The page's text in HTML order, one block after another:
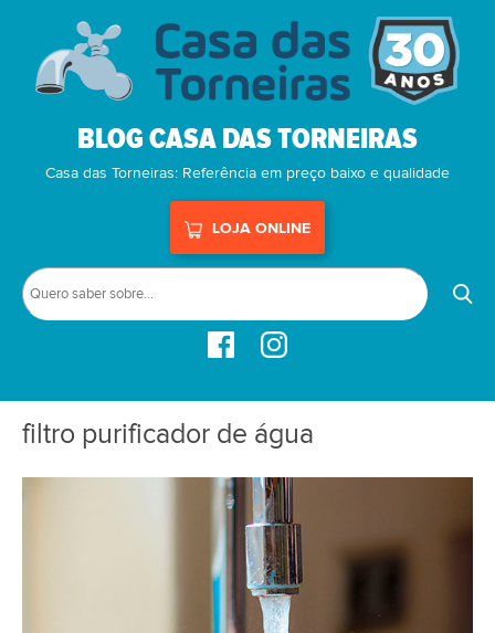
BLOG CASA DAS TORNEIRAS
Casa das Torneiras: Referência em preço baixo e qualidade
LOJA ONLINE
filtro purificador de água